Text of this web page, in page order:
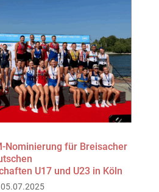
Nominierung für Breisacher
U17 und U23 in Köln
05.07.2025